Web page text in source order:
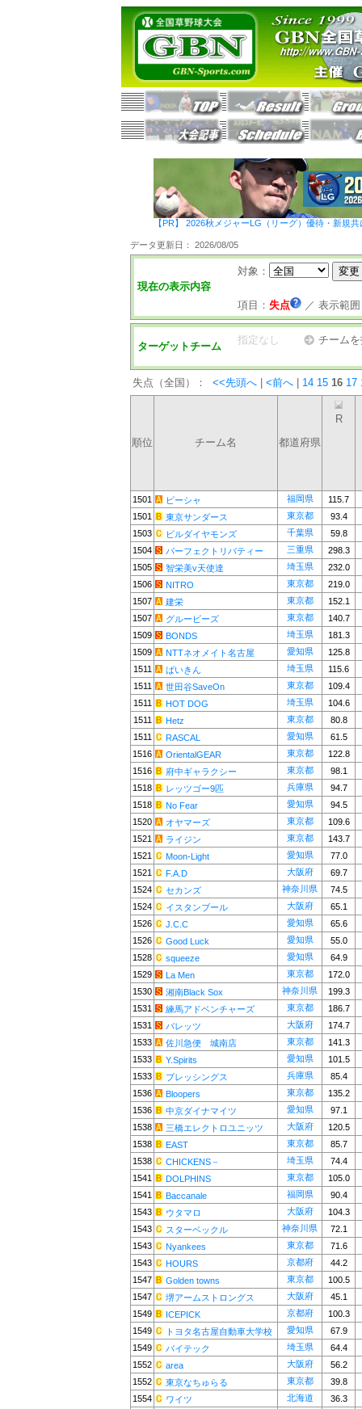
【PR】 2026秋メジャーLG（リーグ）優待・新規
データ更新日： 2026/08/05
現在の表示内容
対象：
項目： 失点 ／ 表示範囲
ターゲットチーム
指定なし チーム
失点（全国）： <<先頭へ <前へ 14 15 16 17
順位 チーム名 都道府県
R
1501 ピーシャ 福岡県
115.7
1501
東京サンダース 東京都
93.4
1503
ビルダイヤモンズ 千葉県
59.8
1504
パーフェクトリバティー 三重県
298.3
1505
智栄美v天使達 埼玉県
232.0
1506
NITRO 東京都
219.0
1507
建栄 東京都
152.1
1507
グルービーズ 東京都
140.7
1509
BONDS 埼玉県
181.3
1509
NTTネオメイト名古屋 愛知県
125.8
1511
ばいきん 埼玉県
115.6
1511
世田谷SaveOn 東京都
109.4
1511
HOT DOG 埼玉県
104.6
1511
Hetz 東京都
80.8
1511
RASCAL 愛知県
61.5
1516
OrientalGEAR 東京都
122.8
1516
府中ギャラクシー 東京都
98.1
1518
レッツゴー9匹 兵庫県
94.7
1518
No Fear 愛知県
94.5
1520
オヤマーズ 東京都
109.6
1521
ライジン 東京都
143.7
1521
Moon-Light 愛知県
77.0
1521
F.A.D 大阪府
69.7
1524
セカンズ 神奈川県
74.5
1524
イスタンブール 大阪府
65.1
1526
J.C.C 愛知県
65.6
1526
Good Luck 愛知県
55.0
1528
squeeze 愛知県
64.9
1529
La Men 東京都
172.0
1530
湘南Black Sox 神奈川県
199.3
1531
練馬アドベンチャーズ 東京都
186.7
1531
バレッツ 大阪府
174.7
1533
佐川急便 城南店 東京都
141.3
1533
Y.Spirits 愛知県
101.5
1533
ブレッシングス 兵庫県
85.4
1536
Bloopers 東京都
135.2
1536
中京ダイナマイツ 愛知県
97.1
1538
三橋エレクトロユニッツ 大阪府
120.5
1538
EAST 東京都
85.7
1538
CHICKENS－ 埼玉県
74.4
1541
DOLPHINS 東京都
105.0
1541
Baccanale 福岡県
90.4
1543
ウタマロ 大阪府
104.3
1543
スターベックル 神奈川県
72.1
1543
Nyankees 東京都
71.6
1543
HOURS 京都府
44.2
1547
Golden towns 東京都
100.5
1547
堺アームストロングス 大阪府
45.1
1549
ICEPICK 京都府
100.3
1549
トヨタ名古屋自動車大学校 愛知県
67.9
1549
バイテック 埼玉県
64.4
1552
area 大阪府
56.2
1552
東京なちゅらる 東京都
39.8
1554
ワイツ 北海道
36.3